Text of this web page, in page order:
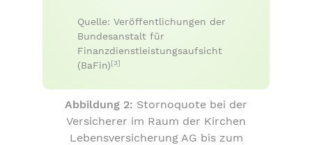
Quelle: Veröffentlichungen der
Bundesanstalt für
Finanzdienstleistungsaufsicht
(BaFin)[3]
Abbildung 2: Stornoquote bei der
Versicherer im Raum der Kirchen
Lebensversicherung AG bis zum